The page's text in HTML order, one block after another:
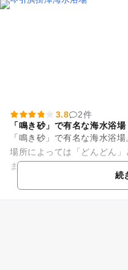
3.8
2件
「鳴き砂」で有名な海水浴場
「鳴き砂」で有名な海水浴
場所によっては「どんどん
ませてくれます。近隣には
できる「琴引浜鳴き砂文化続